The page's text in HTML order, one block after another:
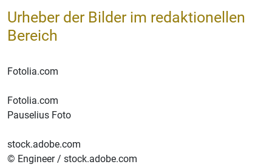
Urheber der Bilder im redaktionellen
Bereich
Fotolia.com
Fotolia.com
Pauselius Foto
stock.adobe.com
© Engineer / stock.adobe.com